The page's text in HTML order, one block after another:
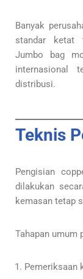
Banyak
standar ketat
Jumbo bag
internasional
distribusi.
Teknis
Pengisian
dilakukan
kemasan tetap
Tahapan umum
Pemeriksaan